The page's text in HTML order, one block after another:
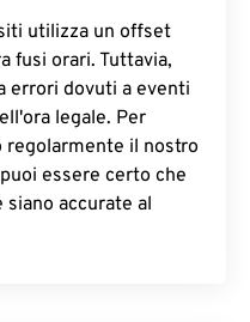
utilizza un offset
fusi orari. Tuttavia,
errori dovuti a eventi
legale. Per
il nostro
essere certo che
accurate al